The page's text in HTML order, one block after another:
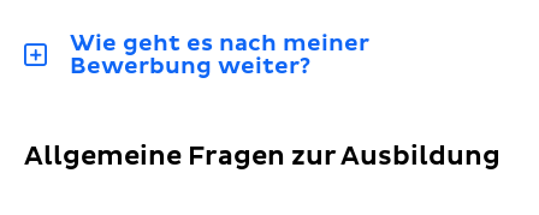
Wie geht es nach meiner
Bewerbung weiter?
Allgemeine Fragen zur Ausbildung